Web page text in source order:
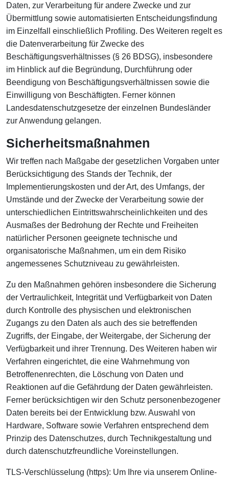
Daten, zur Verarbeitung für andere Zwecke und zur
Übermittlung sowie automatisierten Entscheidungsfindung
im Einzelfall einschließlich Profiling. Des Weiteren regelt es
die Datenverarbeitung für Zwecke des
Beschäftigungsverhältnisses (§ 26 BDSG), insbesondere
im Hinblick auf die Begründung, Durchführung oder
Beendigung von Beschäftigungsverhältnissen sowie die
Einwilligung von Beschäftigten. Ferner können
Landesdatenschutzgesetze der einzelnen Bundesländer
zur Anwendung gelangen.
Sicherheitsmaßnahmen
Wir treffen nach Maßgabe der gesetzlichen Vorgaben unter
Berücksichtigung des Stands der Technik, der
Implementierungskosten und der Art, des Umfangs, der
Umstände und der Zwecke der Verarbeitung sowie der
unterschiedlichen Eintrittswahrscheinlichkeiten und des
Ausmaßes der Bedrohung der Rechte und Freiheiten
natürlicher Personen geeignete technische und
organisatorische Maßnahmen, um ein dem Risiko
angemessenes Schutzniveau zu gewährleisten.
Zu den Maßnahmen gehören insbesondere die Sicherung
der Vertraulichkeit, Integrität und Verfügbarkeit von Daten
durch Kontrolle des physischen und elektronischen
Zugangs zu den Daten als auch des sie betreffenden
Zugriffs, der Eingabe, der Weitergabe, der Sicherung der
Verfügbarkeit und ihrer Trennung. Des Weiteren haben wir
Verfahren eingerichtet, die eine Wahrnehmung von
Betroffenenrechten, die Löschung von Daten und
Reaktionen auf die Gefährdung der Daten gewährleisten.
Ferner berücksichtigen wir den Schutz personenbezogener
Daten bereits bei der Entwicklung bzw. Auswahl von
Hardware, Software sowie Verfahren entsprechend dem
Prinzip des Datenschutzes, durch Technikgestaltung und
durch datenschutzfreundliche Voreinstellungen.
TLS-Verschlüsselung (https): Um Ihre via unserem Online-